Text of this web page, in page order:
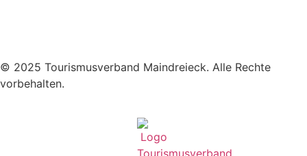
© 2025 Tourismusverband Maindreieck. Alle Rechte
vorbehalten.